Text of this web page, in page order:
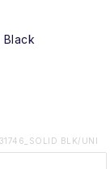
BLK/UNI